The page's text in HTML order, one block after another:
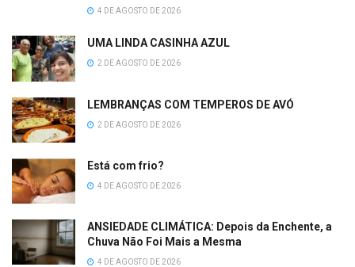
4 DE AGOSTO DE 2026
UMA LINDA CASINHA AZUL
2 DE AGOSTO DE 2026
LEMBRANÇAS COM TEMPEROS DE AVÓ
2 DE AGOSTO DE 2026
Está com frio?
4 DE AGOSTO DE 2026
ANSIEDADE CLIMÁTICA: Depois da Enchente, a
Chuva Não Foi Mais a Mesma
4 DE AGOSTO DE 2026